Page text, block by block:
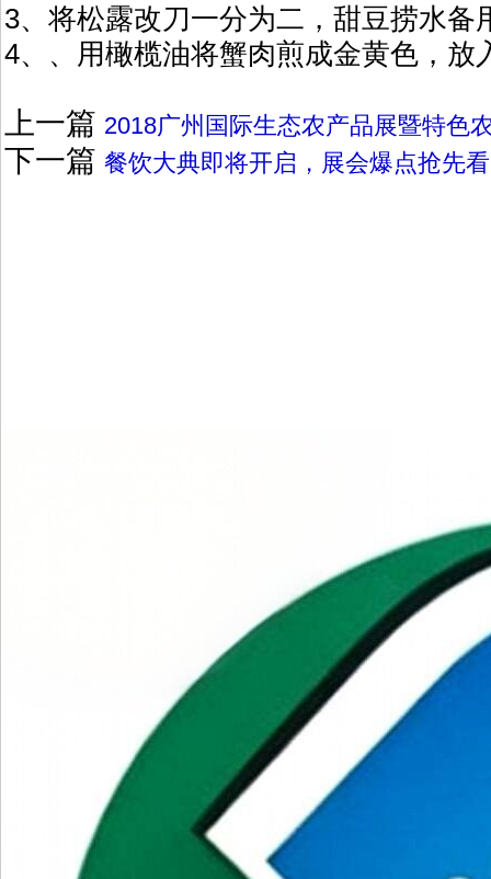
3、将松露改刀一分为二，甜豆捞水备
4、、用橄榄油将蟹肉煎成金黄色，
上一篇 2018广州国际生态农产品展暨特色
下一篇 餐饮大典即将开启，展会爆点抢先看